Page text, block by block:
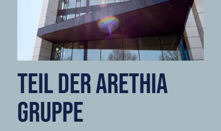
TEIL DER ARETHIA
GRUPPE